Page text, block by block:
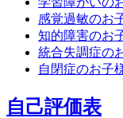
感覚過敏のお
知的障害のお
統合失調症の
自閉症のお子
自己評価表